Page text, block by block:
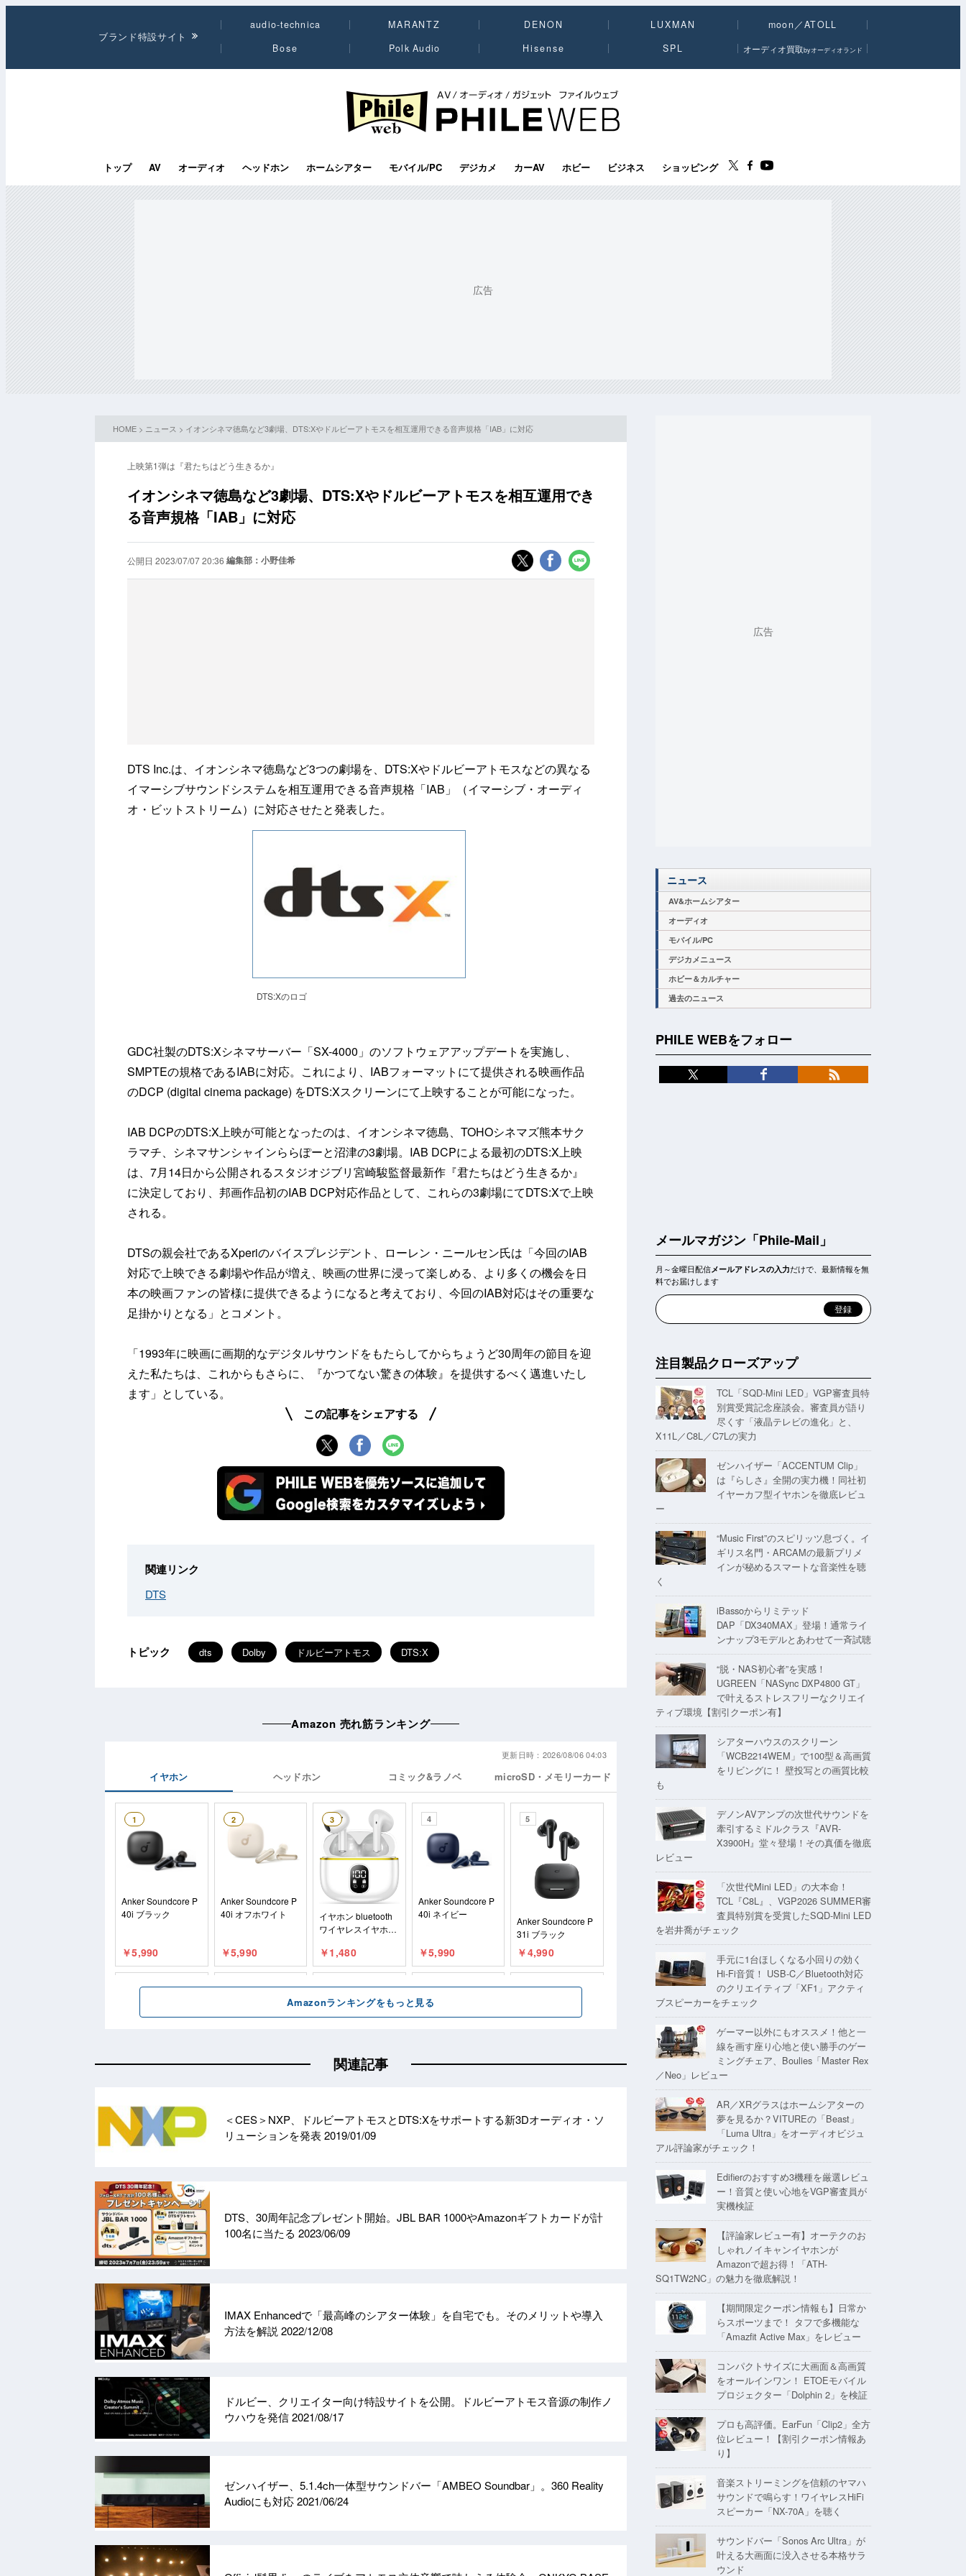
ブランド特設サイト
audio-technica MARANTZ DENON LUXMAN
moon／ATOLL
Bose
Polk Audio Hisense SPL オーディオ買取byオーディオランド
PHILE WEB｜AV/オーディオ/ガジェット
トップ AV オーディオ ヘッドホン ホームシアター モバイル/PC デジカメ カーAV ホビー ビジネス ショッピング
HOME > ニュース > イオンシネマ徳島など3劇場、DTS:Xやドルビーアトモスを相互運用できる音声規格「IAB」に対応
上映第1弾は『君たちはどう生きるか』
イオンシネマ徳島など3劇場、DTS:Xやドルビーアトモスを相互運用でき
る音声規格「IAB」に対応
公開日 2023/07/07 20:36 編集部：小野佳希
DTS Inc.は、イオンシネマ徳島など3つの劇場を、DTS:Xやドルビーアトモスなどの異なる
イマーシブサウンドシステムを相互運用できる音声規格「IAB」（イマーシブ・オーディ
オ・ビットストリーム）に対応させたと発表した。
DTS:Xのロゴ
GDC社製のDTS:Xシネマサーバー「SX-4000」のソフトウェアアップデートを実施し、
SMPTEの規格であるIABに対応。これにより、IABフォーマットにて提供される映画作品
のDCP (digital cinema package) をDTS:Xスクリーンにて上映することが可能になった。
IAB DCPのDTS:X上映が可能となったのは、イオンシネマ徳島、TOHOシネマズ熊本サク
ラマチ、シネマサンシャインららぽーと沼津の3劇場。IAB DCPによる最初のDTS:X上映
は、7月14日から公開されるスタジオジブリ宮崎駿監督最新作『君たちはどう生きるか』
に決定しており、邦画作品初のIAB DCP対応作品として、これらの3劇場にてDTS:Xで上映
される。
DTSの親会社であるXperiのバイスプレジデント、ローレン・ニールセン氏は「今回のIAB
対応で上映できる劇場や作品が増え、映画の世界に浸って楽しめる、より多くの機会を日
本の映画ファンの皆様に提供できるようになると考えており、今回のIAB対応はその重要な
足掛かりとなる」とコメント。
「1993年に映画に画期的なデジタルサウンドをもたらしてからちょうど30周年の節目を迎
えた私たちは、これからもさらに、『かつてない驚きの体験』を提供するべく邁進いたし
ます」としている。
この記事をシェアする
関連リンク
DTS
トピック dts Dolby ドルビーアトモス DTS:X
関連記事
＜CES＞NXP、ドルビーアトモスとDTS:Xをサポートする新3Dオーディオ・ソ
リューションを発表2019/01/09
DTS、30周年記念プレゼント開始。JBL BAR 1000やAmazonギフトカードが計
100名に当たる 2023/06/09
IMAX Enhancedで「最高峰のシアター体験」を自宅でも。そのメリットや導入
方法を解説2022/12/08
ドルビー、クリエイター向け特設サイトを公開。ドルビーアトモス音源の制作ノ
ウハウを発信2021/08/17
ゼンハイザー、5.1.4ch一体型サウンドバー「AMBEO Soundbar」。360 Reality
Audioにも対応2021/06/24
ニュース
AV&ホームシアター
オーディオ
モバイル/PC
デジカメニュース
ホビー＆カルチャー
過去のニュース
PHILE WEBをフォロー
メールマガジン「Phile-Mail」
月～金曜日配信メールアドレスの入力だけで、最新情報を無
料でお届けします
注目製品クローズアップ
TCL「SQD-Mini LED」VGP審査員特
別賞受賞記念座談会。審査員が語り
尽くす「液晶テレビの進化」と、
X11L／C8L／C7Lの実力
ゼンハイザー「ACCENTUM Clip」
は『らしさ』全開の実力機！同社初
イヤーカフ型イヤホンを徹底レビュ
ー
“Music First”のスピリッツ息づく。イ
ギリス名門・ARCAMの最新プリメ
インが秘めるスマートな音楽性を聴
く
iBassoからリミテッド
DAP「DX340MAX」登場！通常ライ
ンナップ3モデルとあわせて一斉試聴
“脱・NAS初心者”を実感！
UGREEN「NASync DXP4800 GT」
で叶えるストレスフリーなクリエイ
ティブ環境【割引クーポン有】
シアターハウスのスクリーン
「WCB2214WEM」で100型＆高画質
をリビングに！ 壁投写との画質比較
も
デノンAVアンプの次世代サウンドを
牽引するミドルクラス『AVR-
X3900H』堂々登場！その真価を徹底
レビュー
「次世代Mini LED」の大本命！
TCL『C8L』、VGP2026 SUMMER審
査員特別賞を受賞したSQD-Mini LED
を岩井喬がチェック
手元に1台ほしくなる小回りの効く
Hi-Fi音質！ USB-C／Bluetooth対応
のクリエイティブ「XF1」アクティ
ブスピーカーをチェック
ゲーマー以外にもオススメ！他と一
線を画す座り心地と使い勝手のゲー
ミングチェア、Boulies「Master Rex
／Neo」レビュー
AR／XRグラスはホームシアターの
夢を見るか？VITUREの「Beast」
「Luma Ultra」をオーディオビジュ
アル評論家がチェック！
Edifierのおすすめ3機種を厳選レビュ
ー！音質と使い心地をVGP審査員が
実機検証
【評論家レビュー有】オーテクのお
しゃれノイキャンイヤホンが
Amazonで超お得！「ATH-
SQ1TW2NC」の魅力を徹底解説！
【期間限定クーポン情報も】日常か
らスポーツまで！ タフで多機能な
「Amazfit Active Max」をレビュー
コンパクトサイズに大画面＆高画質
をオールインワン！ ETOEモバイル
プロジェクター「Dolphin 2」を検証
プロも高評価。EarFun「Clip2」全方
位レビュー！【割引クーポン情報あ
り】
音楽ストリーミングを信頼のヤマハ
サウンドで鳴らす！ワイヤレスHiFi
スピーカー「NX-70A」を聴く
サウンドバー「Sonos Arc Ultra」が
叶える大画面に没入させる本格サラ
ウンド